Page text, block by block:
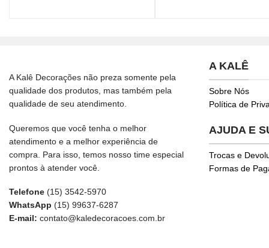
A Kalê Decorações não preza somente pela
qualidade dos produtos, mas também pela
qualidade de seu atendimento.
Queremos que você tenha o melhor
atendimento e a melhor experiência de
compra. Para isso, temos nosso time especial
prontos à atender você.
Telefone (15) 3542-5970
WhatsApp (15) 99637-6287
E-mail: contato@kaledecoracoes.com.br
A KALÊ
Sobre Nós
Política de
AJUDA E
Trocas e
Formas de